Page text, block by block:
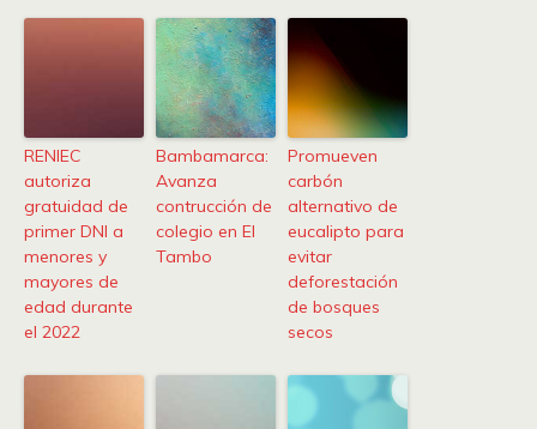
RENIEC
autoriza
gratuidad de
primer DNI a
menores y
mayores de
edad durante
el 2022
Bambamarca:
Avanza
contrucción de
colegio en El
Tambo
Promueven
carbón
alternativo de
eucalipto para
evitar
deforestación
de bosques
secos